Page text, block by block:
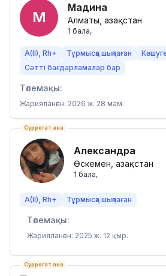
М
Мадина
Алматы, Қазақстан
1 бала,
A(II), Rh+ Тұрмысқа шықпаған
Сәтті бағдарламалар бар
Төлемақы:
Жарияланған: 2026 ж. 28 мам.
Суррогат ана
Александра
Өскемен, Қазақстан
1 бала,
A(II), Rh+ Тұрмысқа шықпаған
Төлемақы:
Жарияланған: 2025 ж. 12 қыр.
Суррогат ана